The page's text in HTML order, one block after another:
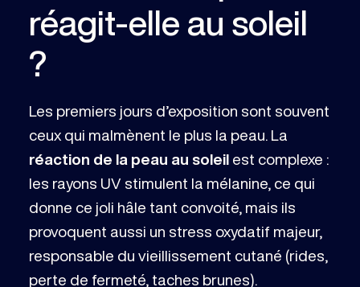
réagit-elle au soleil
?
Les premiers jours d’exposition sont souvent
ceux qui malmènent le plus la peau. La
réaction de la peau au soleilest complexe :
les rayons UV stimulent la mélanine, ce qui
donne ce joli hâle tant convoité, mais ils
provoquent aussi un stress oxydatif majeur,
responsable du vieillissement cutané (rides,
perte de fermeté, taches brunes).